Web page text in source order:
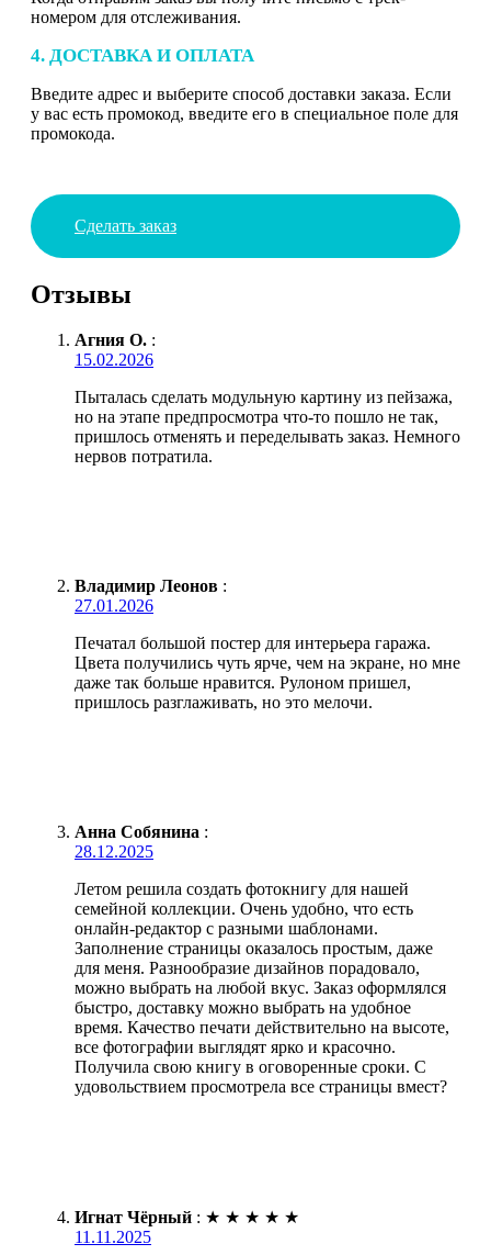
номером для отслеживания.
4. ДОСТАВКА И ОПЛАТА
Введите адрес и выберите способ доставки заказа. Если
у вас есть промокод, введите его в специальное поле для
промокода.
Сделать заказ
Отзывы
Агния О. :
15.02.2026
Пыталась сделать модульную картину из пейзажа,
но на этапе предпросмотра что-то пошло не так,
пришлось отменять и переделывать заказ. Немного
нервов потратила.
Владимир Леонов :
27.01.2026
Печатал большой постер для интерьера гаража.
Цвета получились чуть ярче, чем на экране, но мне
даже так больше нравится. Рулоном пришел,
пришлось разглаживать, но это мелочи.
Анна Собянина :
28.12.2025
Летом решила создать фотокнигу для нашей
семейной коллекции. Очень удобно, что есть
онлайн-редактор с разными шаблонами.
Заполнение страницы оказалось простым, даже
для меня. Разнообразие дизайнов порадовало,
можно выбрать на любой вкус. Заказ оформлялся
быстро, доставку можно выбрать на удобное
время. Качество печати действительно на высоте,
все фотографии выглядят ярко и красочно.
Получила свою книгу в оговоренные сроки. С
удовольствием просмотрела все страницы вмест?
Игнат Чёрный : ★ ★ ★ ★ ★
11.11.2025